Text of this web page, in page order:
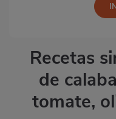
Recetas
de
tomate,